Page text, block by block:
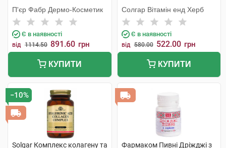
П'єр Фабр Дермо-Косметик
Є в наявності
від 1114.50 891.60 грн
КУПИТИ
Солгар Вітамін енд Херб
Є в наявності
від 580.00 522.00 грн
КУПИТИ
−10%
Solgar Комплекс колагену та
Фармаком Пивні Дріжджі з